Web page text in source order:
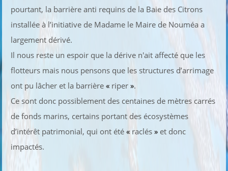
pourtant, la barrière anti requins de la Baie des Citrons
installée à l’initiative de Madame le Maire de Nouméa a
largement dérivé.
Il nous reste un espoir que la dérive n'ait affecté que les
flotteurs mais nous pensons que les structures d’arrimage
ont pu lâcher et la barrière« riper».
Ce sont donc possiblement des centaines de mètres carrés
de fonds marins, certains portant des écosystèmes
d’intérêt patrimonial, qui ont été« raclés» et donc
impactés.